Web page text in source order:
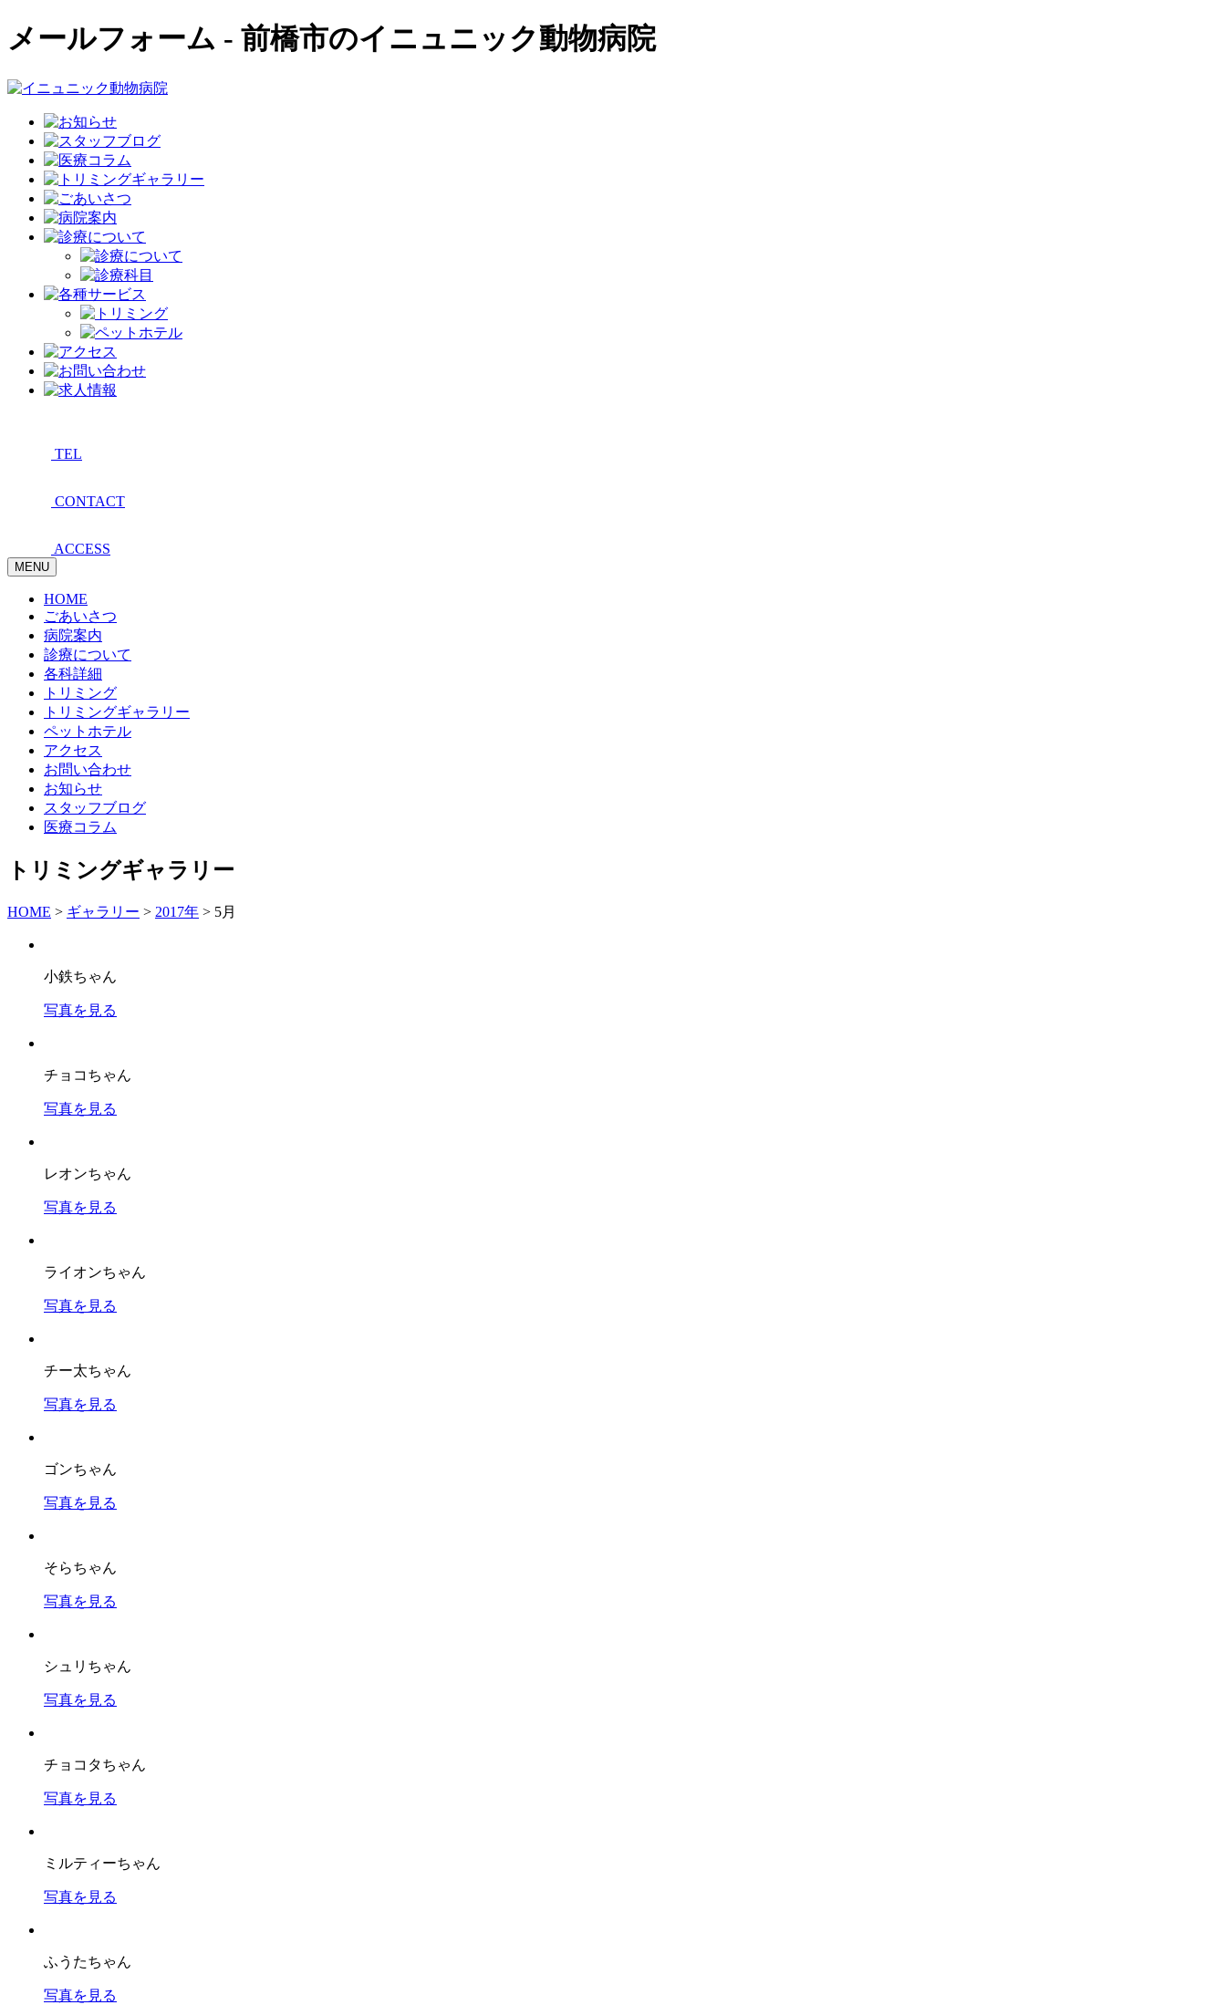
メールフォーム - 前橋市のイニュニック動物病院
TEL
CONTACT
ACCESS
MENU
HOME
ごあいさつ
病院案内
診療について
各科詳細
トリミング
トリミングギャラリー
ペットホテル
アクセス
お問い合わせ
お知らせ
スタッフブログ
医療コラム
トリミングギャラリー
HOME > ギャラリー > 2017年 > 5月
小鉄ちゃん
写真を見る
チョコちゃん
写真を見る
レオンちゃん
写真を見る
ライオンちゃん
写真を見る
チー太ちゃん
写真を見る
ゴンちゃん
写真を見る
そらちゃん
写真を見る
シュリちゃん
写真を見る
チョコタちゃん
写真を見る
ミルティーちゃん
写真を見る
ふうたちゃん
写真を見る